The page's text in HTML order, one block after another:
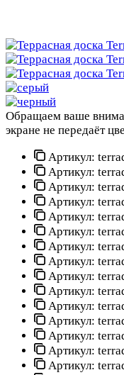
Обращаем ваше
экране не передаёт
Артикул:
Артикул:
Артикул:
Артикул:
Артикул:
Артикул:
Артикул:
Артикул:
Артикул:
Артикул:
Артикул:
Артикул:
Артикул:
Артикул:
Артикул: